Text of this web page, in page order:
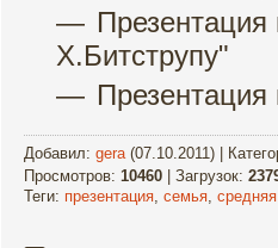
Х.Битструпу"
Добавил: gera (07.10.2011) |
Просмотров: 10460 | Загрузок:
Теги: презентация семья